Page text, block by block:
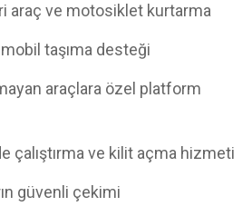
araç ve motosiklet kurtarma
taşıma desteği
araçlara özel platform
çalıştırma ve kilit açma hizmeti
güvenli çekimi